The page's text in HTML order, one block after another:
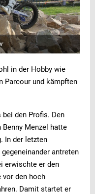
in der Hobby wie
Parcour und kämpften
bei den Profis. Den
Menzel hatte
In der letzten
antreten
erwischte er den
vor den hoch
Damit startet er